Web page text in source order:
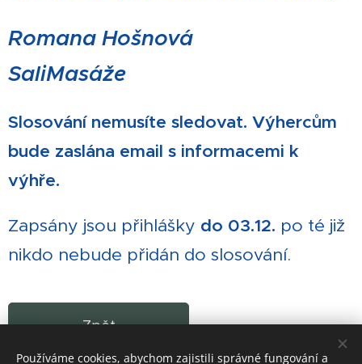
Romana Hošnová
SaliMasáže
Slosování nemusíte sledovat. Výhercům
bude zaslána email s informacemi k
výhře.
Zapsány jsou přihlášky do 03.12. po té již
nikdo nebude přidán do slosování.
Zpět
Používáme cookies, abychom zajistili správné fungování a